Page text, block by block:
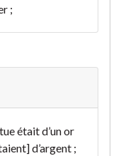
;
était d’un or
d’argent ;